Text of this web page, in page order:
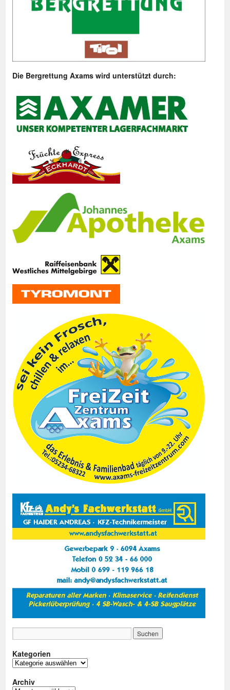
Die Bergrettung Axams wird unterstützt durch:
Kategorien
Kategorien
Archiv